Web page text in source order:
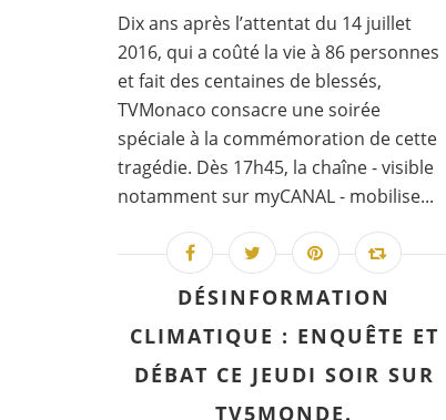
Dix ans après l’attentat du 14 juillet
2016, qui a coûté la vie à 86 personnes
et fait des centaines de blessés,
TVMonaco consacre une soirée
spéciale à la commémoration de cette
tragédie. Dès 17h45, la chaîne - visible
notamment sur myCANAL - mobilise...
DÉSINFORMATION
CLIMATIQUE : ENQUÊTE ET
DÉBAT CE JEUDI SOIR SUR
TV5MONDE.